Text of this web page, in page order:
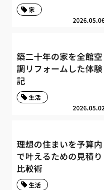
家
築二十年の家を全館空
調リフォームした体験
記
生活
理想の住まいを予算内
で叶えるための見積り
比較術
生活